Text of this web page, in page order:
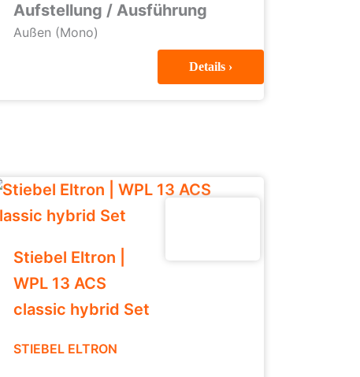
Aufstellung / Ausführung
Außen (Mono)
Details ›
Stiebel Eltron |
WPL 13 ACS
classic hybrid Set
STIEBEL ELTRON